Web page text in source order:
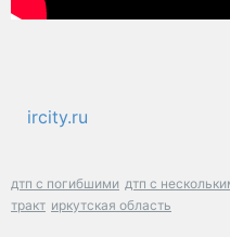
ircity.ru
дтп с погибшими дтп с
тракт иркутская область